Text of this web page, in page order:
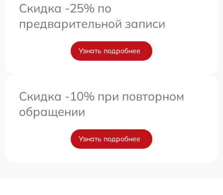
Скидка -25% по
предварительной записи
Узнать подробнее
Скидка -10% при повторном
обращении
Узнать подробнее